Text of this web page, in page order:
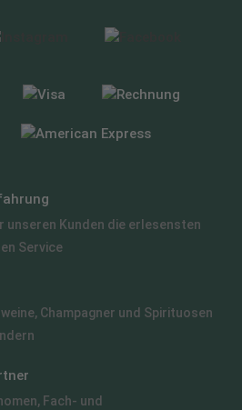
unseren Kunden die erlesensten
Service
Champagner und Spirituosen
Fach- und